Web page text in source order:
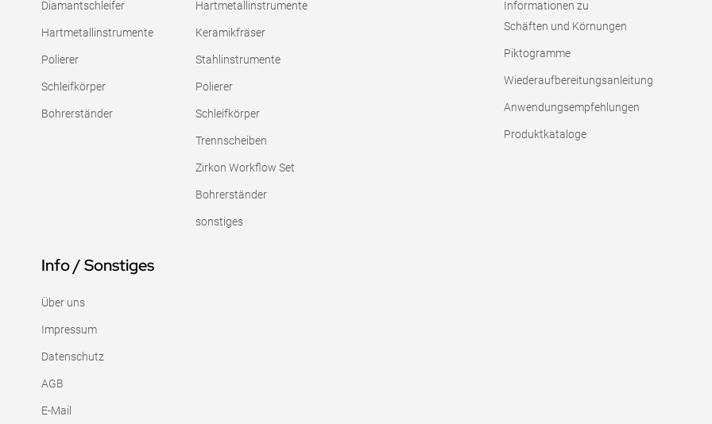
Diamantschleifer
Hartmetallinstrumente
Polierer
Schleifkörper
Bohrerständer
Hartmetallinstrumente
Keramikfräser
Stahlinstrumente
Polierer
Schleifkörper
Trennscheiben
Zirkon Workflow Set
Bohrerständer
sonstiges
Informationen zu
Schäften und Körnungen
Piktogramme
Wiederaufbereitungsanleitung
Anwendungsempfehlungen
Produktkataloge
Info / Sonstiges
Über uns
Impressum
Datenschutz
AGB
E-Mail